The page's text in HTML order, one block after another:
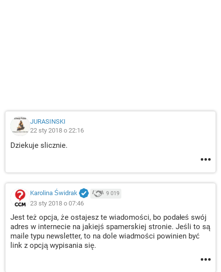
JURASINSKI
22 sty 2018 o 22:16
Dziekuje slicznie.
Karolina Świdrak 9 019
23 sty 2018 o 07:46
Jest też opcja, że ostajesz te wiadomości, bo podałeś swój
adres w internecie na jakiejś spamerskiej stronie. Jeśli to są
maile typu newsletter, to na dole wiadmości powinien być
link z opcją wypisania się.